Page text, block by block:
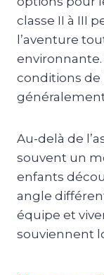
classe II à III
l’aventure
environnante.
conditions de
généralement
Au-delà de
souvent un
enfants
angle
équipe et
souviennent